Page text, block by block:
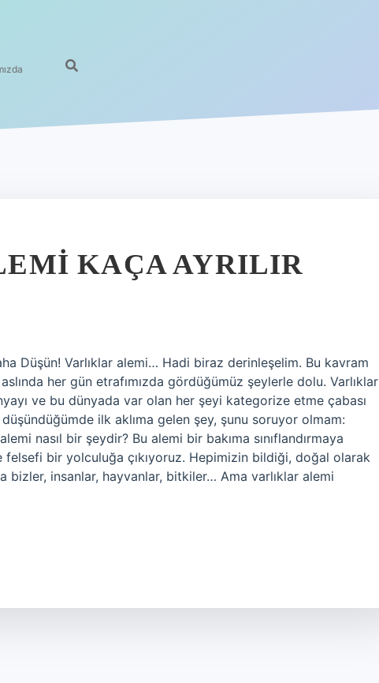
KAÇA AYRILIR
Düşün! Varlıklar alemi… Hadi biraz derinleşelim. Bu kavram
her gün etrafımızda gördüğümüz şeylerle dolu. Varlıklar
ve bu dünyada var olan her şeyi kategorize etme çabası
ilk aklıma gelen şey, şunu soruyor olmam:
nasıl bir şeydir? Bu alemi bir bakıma sınıflandırmaya
felsefi bir yolculuğa çıkıyoruz. Hepimizin bildiği, doğal olarak
insanlar, hayvanlar, bitkiler… Ama varlıklar alemi